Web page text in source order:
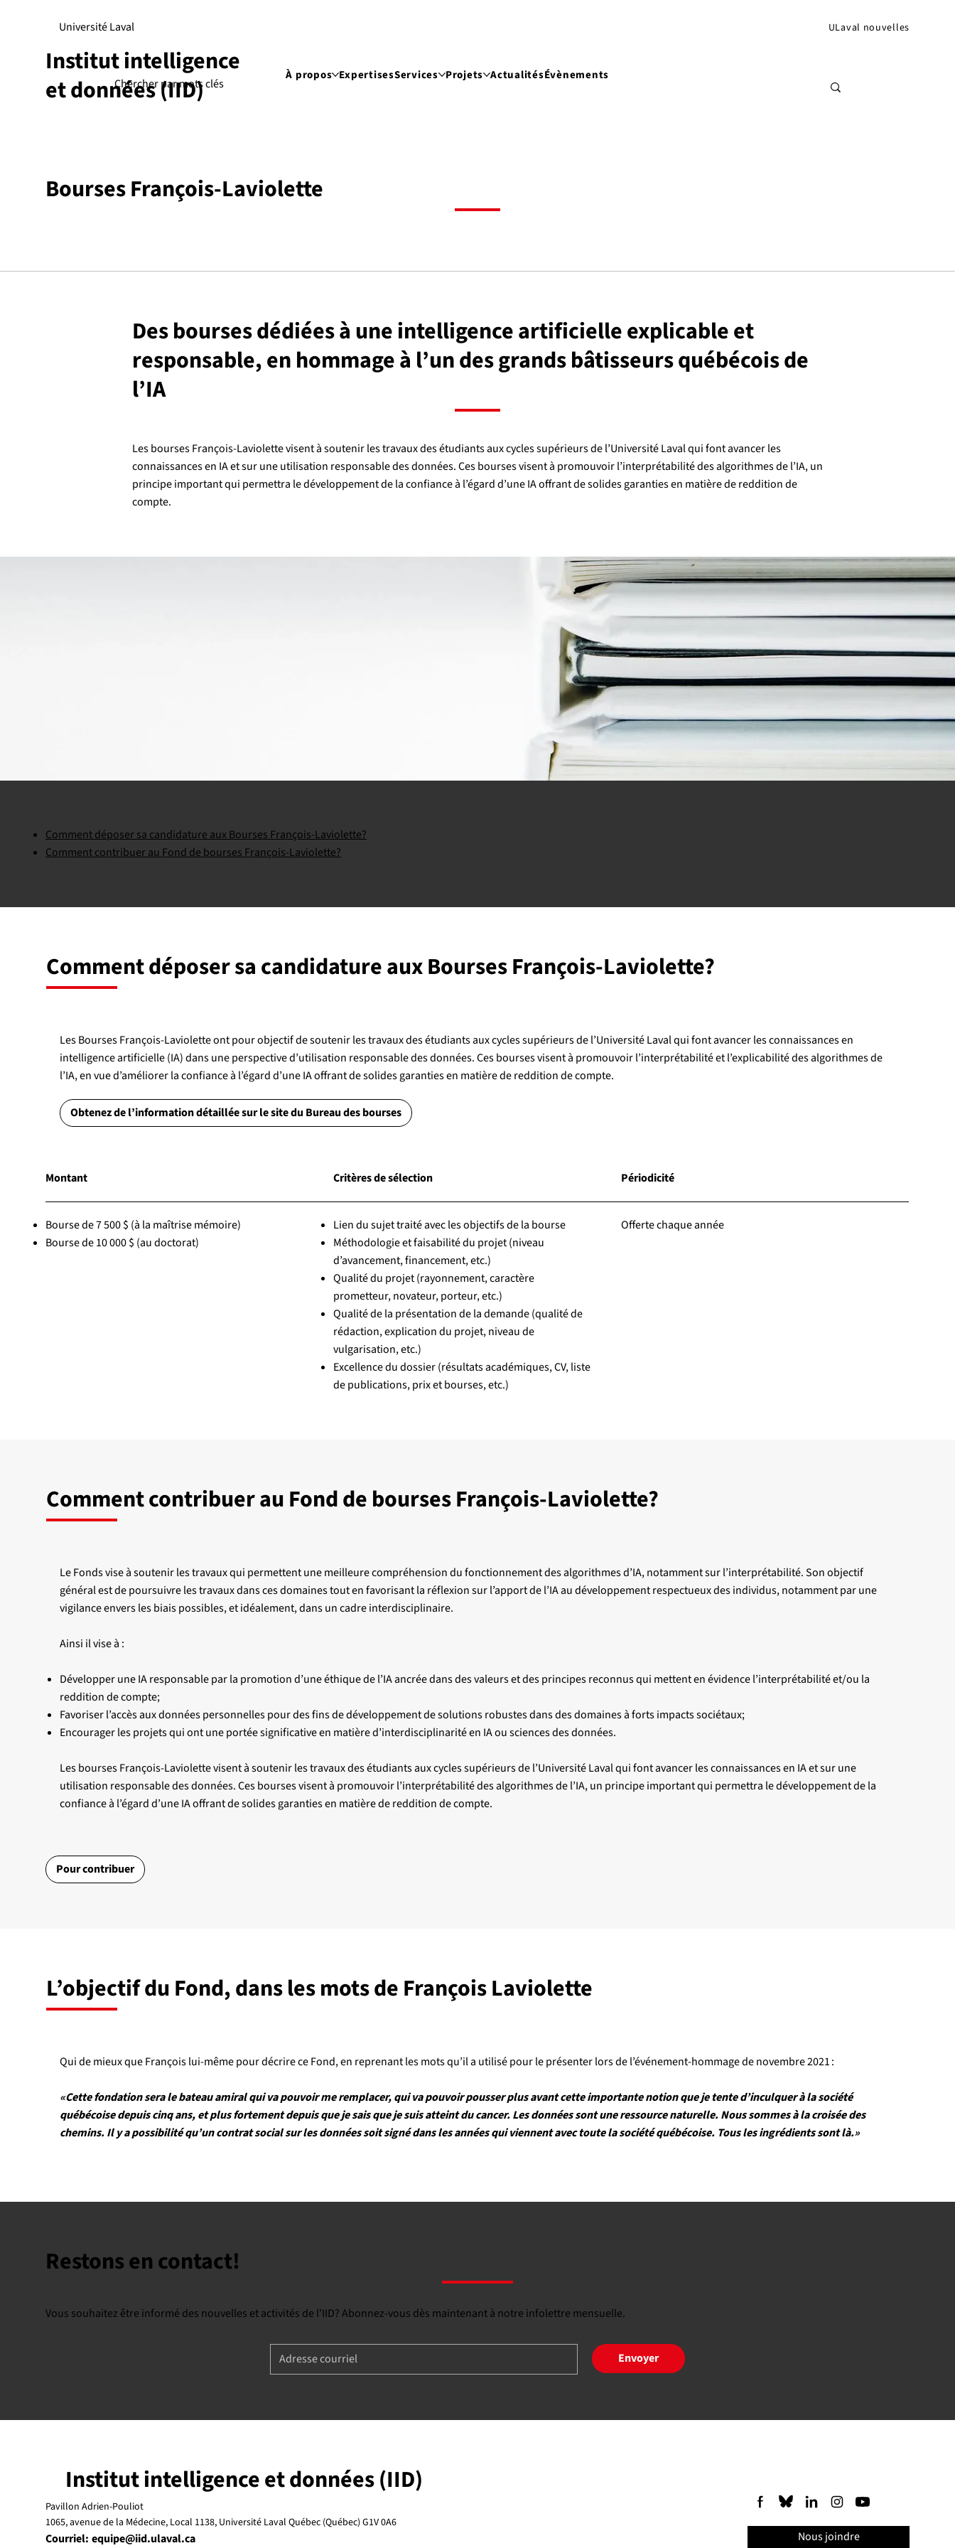
Institut intelligence
et données (IID)
À propos ExpertisesServices Projets ActualitésÉvènements
ULaval nouvelles
Université Laval
Bourses François-Laviolette
Des bourses dédiées à une intelligence artificielle explicable et
responsable, en hommage à l’un des grands bâtisseurs québécois de
l’IA
Les bourses François-Laviolette visent à soutenir les travaux des étudiants aux cycles supérieurs de l’Université Laval qui font avancer les
connaissances en IA et sur une utilisation responsable des données. Ces bourses visent à promouvoir l’interprétabilité des algorithmes de l’IA, un
principe important qui permettra le développement de la confiance à l’égard d’une IA offrant de solides garanties en matière de reddition de
compte.
Comment déposer sa candidature aux Bourses François-Laviolette?
Comment contribuer au Fond de bourses François-Laviolette?
Comment déposer sa candidature aux Bourses François-Laviolette?
Les Bourses François-Laviolette ont pour objectif de soutenir les travaux des étudiants aux cycles supérieurs de l’Université Laval qui font avancer les connaissances en
intelligence artificielle (IA) dans une perspective d’utilisation responsable des données. Ces bourses visent à promouvoir l’interprétabilité et l’explicabilité des algorithmes de
l’IA, en vue d’améliorer la confiance à l’égard d’une IA offrant de solides garanties en matière de reddition de compte.
Obtenez de l’information détaillée sur le site du Bureau des bourses
Montant
Bourse de 7 500 $ (à la maîtrise mémoire)
Bourse de 10 000 $ (au doctorat)
Critères de sélection
Lien du sujet traité avec les objectifs de la bourse
Méthodologie et faisabilité du projet (niveau
d’avancement, financement, etc.)
Qualité du projet (rayonnement, caractère
prometteur, novateur, porteur, etc.)
Qualité de la présentation de la demande (qualité de
rédaction, explication du projet, niveau de
vulgarisation, etc.)
Excellence du dossier (résultats académiques, CV, liste
de publications, prix et bourses, etc.)
Périodicité
Offerte chaque année
Comment contribuer au Fond de bourses François-Laviolette?
Le Fonds vise à soutenir les travaux qui permettent une meilleure compréhension du fonctionnement des algorithmes d’IA, notamment sur l’interprétabilité. Son objectif
général est de poursuivre les travaux dans ces domaines tout en favorisant la réflexion sur l’apport de l’IA au développement respectueux des individus, notamment par une
vigilance envers les biais possibles, et idéalement, dans un cadre interdisciplinaire.
Ainsi il vise à :
Développer une IA responsable par la promotion d’une éthique de l’IA ancrée dans des valeurs et des principes reconnus qui mettent en évidence l’interprétabilité et/ou la
reddition de compte;
Favoriser l’accès aux données personnelles pour des fins de développement de solutions robustes dans des domaines à forts impacts sociétaux;
Encourager les projets qui ont une portée significative en matière d’interdisciplinarité en IA ou sciences des données.
Les bourses François-Laviolette visent à soutenir les travaux des étudiants aux cycles supérieurs de l’Université Laval qui font avancer les connaissances en IA et sur une
utilisation responsable des données. Ces bourses visent à promouvoir l’interprétabilité des algorithmes de l’IA, un principe important qui permettra le développement de la
confiance à l’égard d’une IA offrant de solides garanties en matière de reddition de compte.
Pour contribuer
L’objectif du Fond, dans les mots de François Laviolette
Qui de mieux que François lui-même pour décrire ce Fond, en reprenant les mots qu’il a utilisé pour le présenter lors de l’événement-hommage de novembre 2021 :
«Cette fondation sera le bateau amiral qui va pouvoir me remplacer, qui va pouvoir pousser plus avant cette importante notion que je tente d’inculquer à la société
québécoise depuis cinq ans, et plus fortement depuis que je sais que je suis atteint du cancer. Les données sont une ressource naturelle. Nous sommes à la croisée des
chemins. Il y a possibilité qu’un contrat social sur les données soit signé dans les années qui viennent avec toute la société québécoise. Tous les ingrédients sont là.»
Restons en contact!
Vous souhaitez être informé des nouvelles et activités de l'IID? Abonnez-vous dès maintenant à notre infolettre mensuelle.
Envoyer
Institut intelligence et données (IID)
Pavillon Adrien-Pouliot
1065, avenue de la Médecine, Local 1138, Université Laval Québec (Québec) G1V 0A6
Courriel: equipe@iid.ulaval.ca Nous joindre